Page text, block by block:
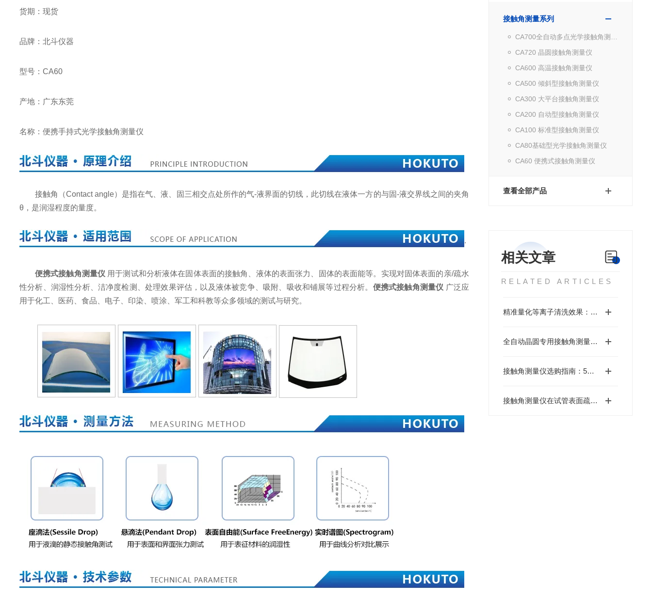
接触角测量系列
CA720 晶圆接触角测量仪
CA600 高温接触角测量仪
CA500 倾斜型接触角测量仪
CA300 大平台接触角测量仪
CA200 自动型接触角测量仪
CA100 标准型接触角测量仪
CA80基础型光学接触角测量仪
CA60 便携式接触角测量仪
查看全部产品
相关文章
RELATED ARTICLES
精准量化等离子清洗效果：北斗仪器CA200接触角测量仪深度解析
全自动晶圆专用接触角测量仪校准规范与标准液验证方法
接触角测量仪选购指南：5大核心指标决定测量精度
接触角测量仪在试管表面疏水处理中的应用
货期：现货
品牌：北斗仪器
型号：CA60
产地：广东东莞
名称：便携手持式光学接触角测量仪
接触角（Contact angle）是指在气、液、固三相交点处所作的气-液界面的切线，此切线在液体一方的与固-液交界线之间的夹角
θ，是润湿程度的量度。
.
便携式接触角测量仪 用于测试和分析液体在固体表面的接触角、液体的表面张力、固体的表面能等。实现对固体表面的亲/疏水
性分析、润湿性分析、洁净度检测、处理效果评估，以及液体被竞争、吸附、吸收和铺展等过程分析。 便携式接触角测量仪 广泛应
用于化工、医药、食品、电子、印染、喷涂、军工和科教等众多领域的测试与研究。